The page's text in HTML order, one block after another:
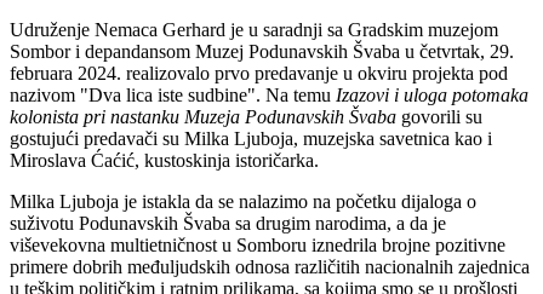
Udruženje Nemaca Gerhard je u saradnji sa Gradskim muzejom
Sombor i depandansom Muzej Podunavskih Švaba u četvrtak, 29.
februara 2024. realizovalo prvo predavanje u okviru projekta pod
nazivom "Dva lica iste sudbine". Na temu Izazovi i uloga potomaka
kolonista pri nastanku Muzeja Podunavskih Švaba govorili su
gostujući predavači su Milka Ljuboja, muzejska savetnica kao i
Miroslava Ćaćić, kustoskinja istoričarka.
Milka Ljuboja je istakla da se nalazimo na početku dijaloga o
suživotu Podunavskih Švaba sa drugim narodima, a da je
viševekovna multietničnost u Somboru iznedrila brojne pozitivne
primere dobrih međuljudskih odnosa različitih nacionalnih zajednica
u teškim političkim i ratnim prilikama, sa kojima smo se u prošlosti